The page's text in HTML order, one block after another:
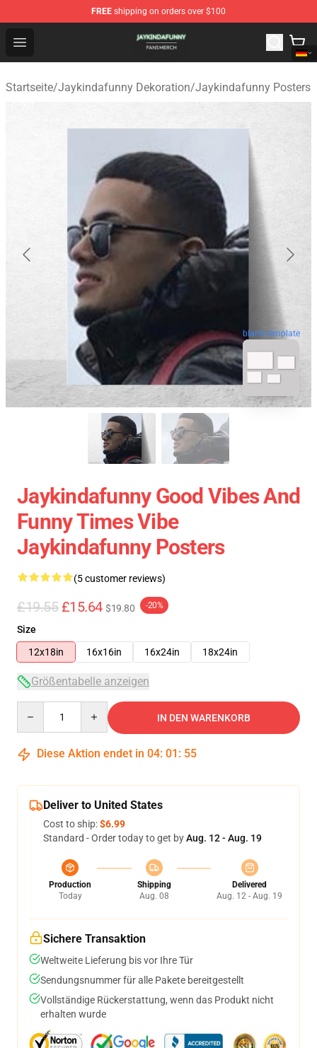
FREE shipping on orders over $100
Open menu
Jaykindafunny Shop - Official Jaykindafunny
Startseite/Jaykindafunny Dekoration/Jaykindafunny Posters
blank template
Jaykindafunny Good Vibes And
Funny Times Vibe
Jaykindafunny Posters
(5 customer reviews)
£19.55 £15.64 $19.80 -20%
Size
12x18in
16x16in 16x24in 18x24in
Größentabelle anzeigen
IN DEN WARENKORB
Diese Aktion endet in 04: 01 : 54
Deliver to United States
Cost to ship:$6.99
Standard - Order today to get byAug. 12 - Aug. 19
Production
Today
Shipping
Aug. 08
Delivered
Aug. 12 - Aug. 19
Sichere Transaktion
Weltweite Lieferung bis vor Ihre Tür
Sendungsnummer für alle Pakete bereitgestellt
Vollständige Rückerstattung, wenn das Produkt nicht
erhalten wurde